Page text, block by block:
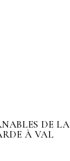
DE LA
À VAL